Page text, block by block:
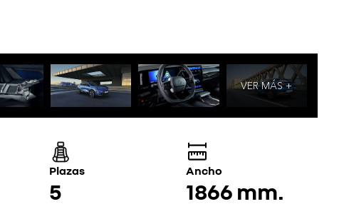
VER MÁS +
Plazas
5
Ancho
1866 mm.